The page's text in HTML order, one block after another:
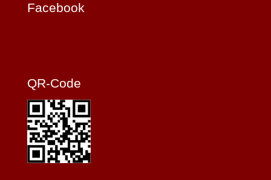
Facebook
QR-Code